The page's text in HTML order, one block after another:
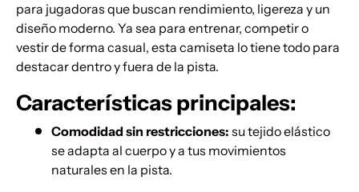
para jugadoras que buscan rendimiento, ligereza y un
diseño moderno. Ya sea para entrenar, competir o
vestir de forma casual, esta camiseta lo tiene todo para
destacar dentro y fuera de la pista.
Características principales:
Comodidad sin restricciones: su tejido elástico
se adapta al cuerpo y a tus movimientos
naturales en la pista.